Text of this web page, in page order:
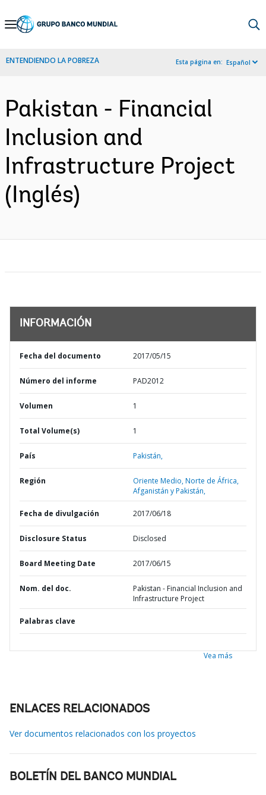
Skip
Navigation
ENTENDIENDO LA POBREZA Esta página en: Español
Pakistan - Financial
Inclusion and
Infrastructure Project
(Inglés)
INFORMACIÓN
Fecha del documento 2017/05/15
Número del informe PAD2012
Volumen 1
Total Volume(s) 1
País Pakistán,
Región
Oriente Medio, Norte de África,
Afganistán y Pakistán,
Fecha de divulgación 2017/06/18
Disclosure Status Disclosed
Board Meeting Date 2017/06/15
Nom. del doc.
Pakistan - Financial Inclusion and
Infrastructure Project
Palabras clave
Vea más
ENLACES RELACIONADOS
Ver documentos relacionados con los proyectos
BOLETÍN DEL BANCO MUNDIAL